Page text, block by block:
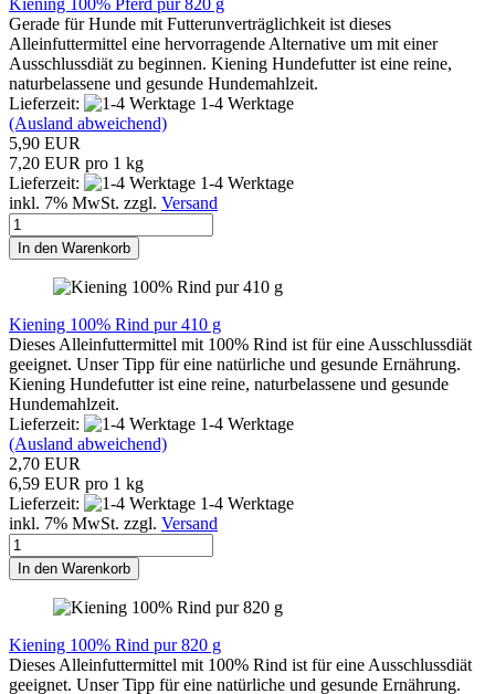
Gerade für Hunde mit Futterunverträglichkeit ist dieses
Alleinfuttermittel eine hervorragende Alternative um mit einer
Ausschlussdiät zu beginnen. Kiening Hundefutter ist eine reine,
naturbelassene und gesunde Hundemahlzeit.
Lieferzeit:
1-4 Werktage
(Ausland abweichend)
5,90 EUR
7,20 EUR pro 1 kg
Lieferzeit:
1-4 Werktage
inkl. 7% MwSt. zzgl. Versand
In den Warenkorb
Kiening 100% Rind pur 410 g
Dieses Alleinfuttermittel mit 100% Rind ist für eine Ausschlussdiät
geeignet. Unser Tipp für eine natürliche und gesunde Ernährung.
Kiening Hundefutter ist eine reine, naturbelassene und gesunde
Hundemahlzeit.
Lieferzeit:
1-4 Werktage
(Ausland abweichend)
2,70 EUR
6,59 EUR pro 1 kg
Lieferzeit:
1-4 Werktage
inkl. 7% MwSt. zzgl. Versand
In den Warenkorb
Kiening 100% Rind pur 820 g
Dieses Alleinfuttermittel mit 100% Rind ist für eine Ausschlussdiät
geeignet. Unser Tipp für eine natürliche und gesunde Ernährung.